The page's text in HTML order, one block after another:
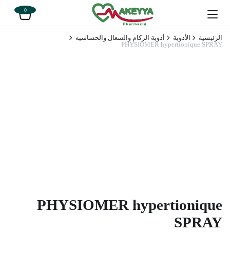
0
الرئيسية الأدوية
أدوية الزكام والسعال والحساسيه
PHYSIOMER hypertionique SPRAY
PHYSIOMER hypertionique
SPRAY